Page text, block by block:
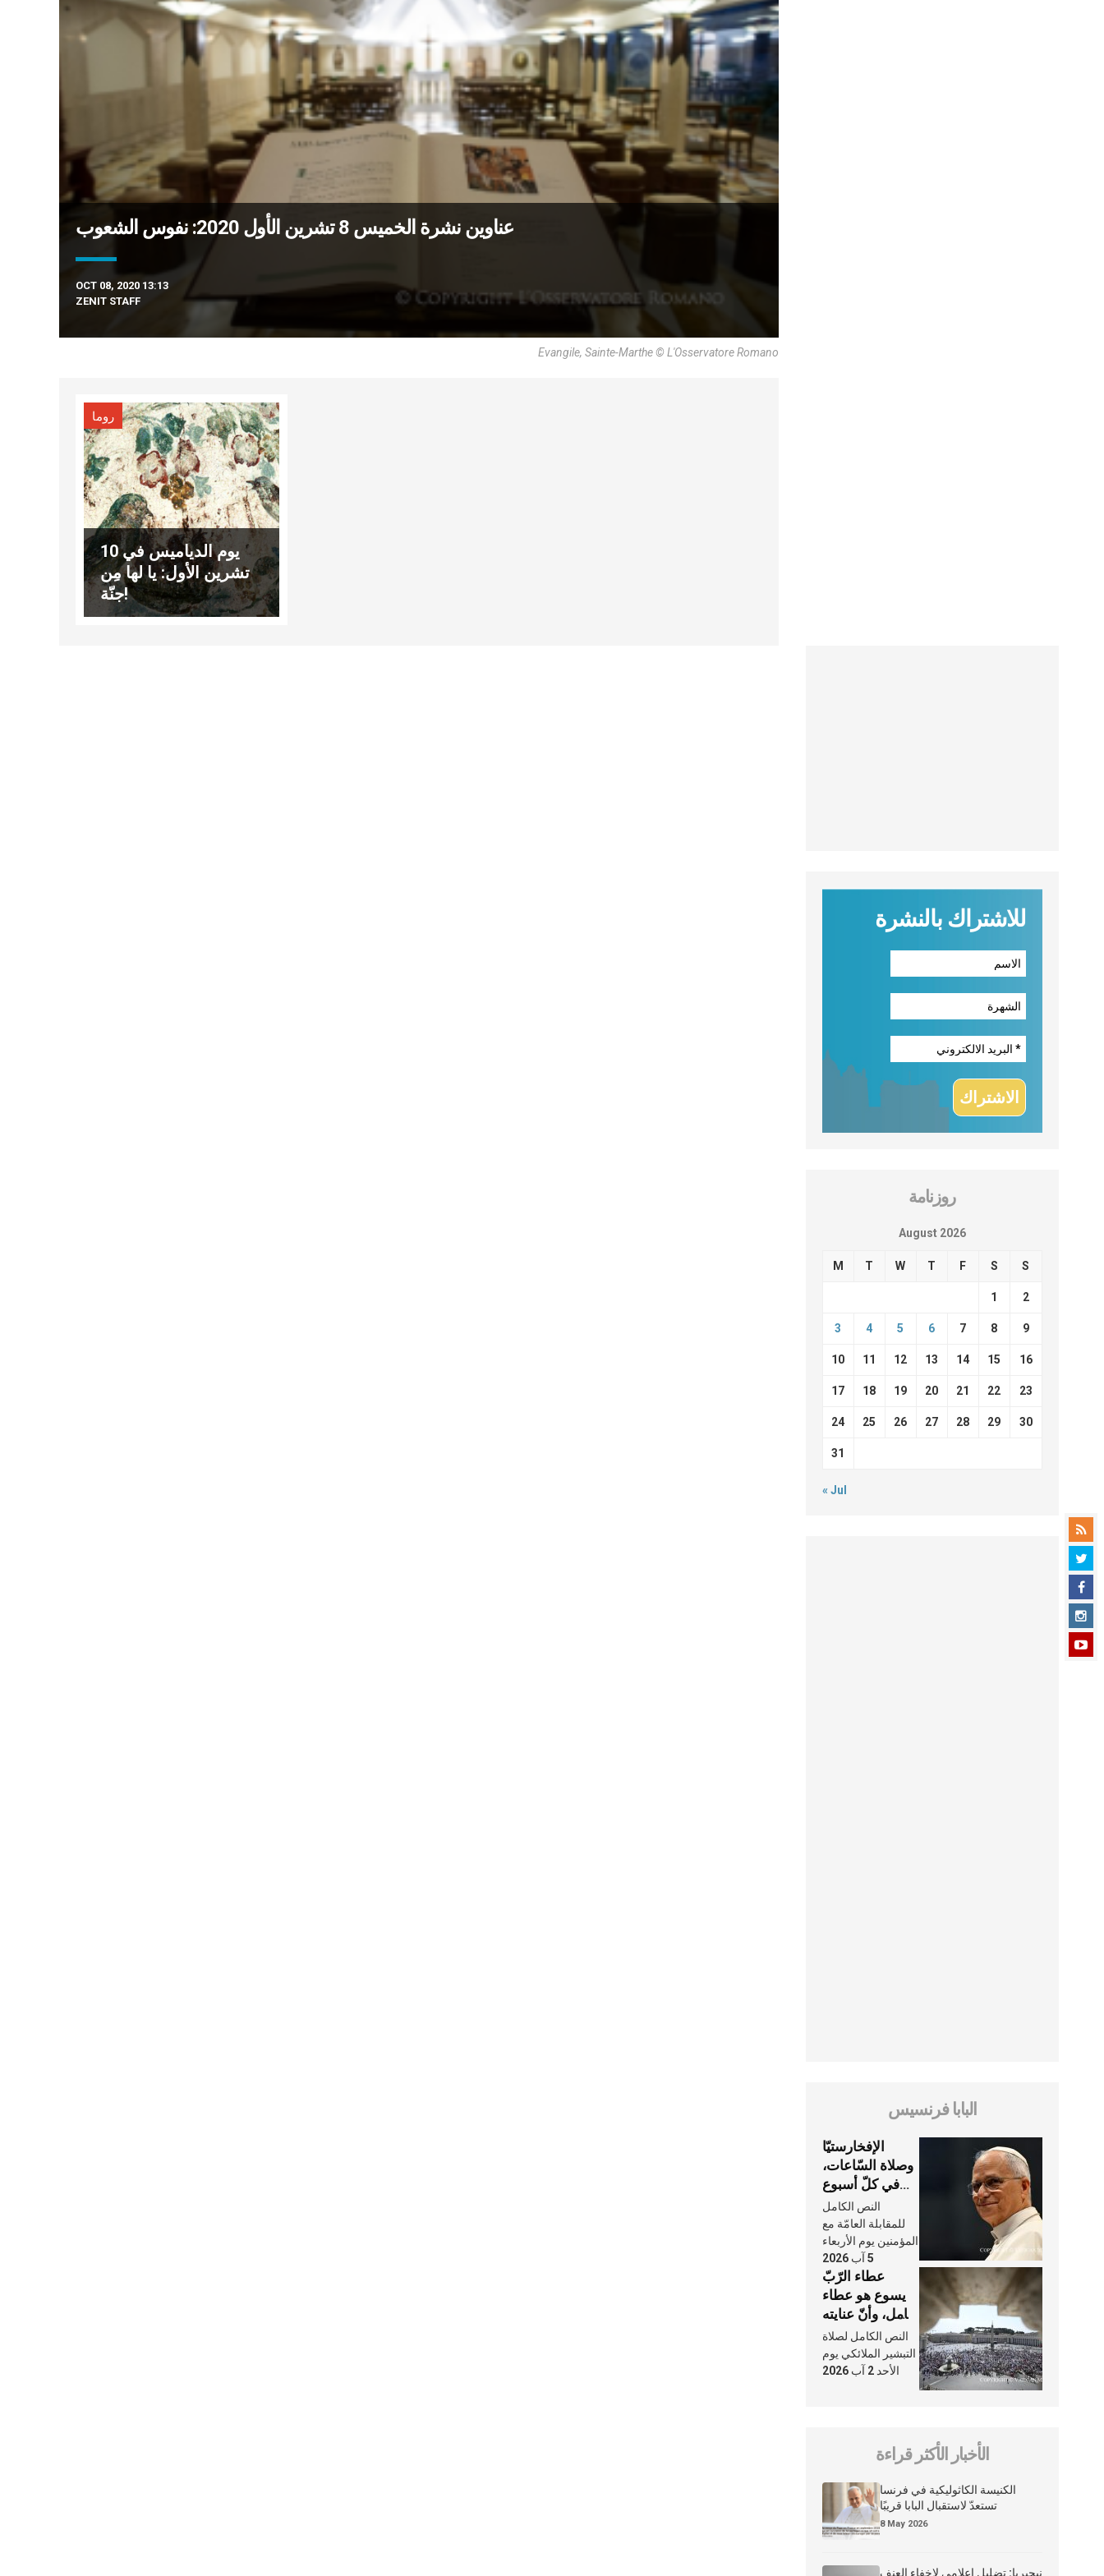
عناوين نشرة الخميس 8 تشرين الأول 2020: نفوس الشعوب
OCT 08, 2020 13:13
ZENIT STAFF
Evangile, Sainte-Marthe © L'Osservatore Romano
روما
يوم الدياميس في 10
تشرين الأول: يا لها مِن
جنّة!
للاشتراك بالنشرة
روزنامة
August 2026
M T W T F S S
1 2
3 4 5 6 7 8 9
10 11 12 13 14 15 16
17 18 19 20 21 22 23
24 25 26 27 28 29 30
31
« Jul
البابا فرنسيس
الإفخارستيّا
وصلاة السّاعات،
في كلّ أسبوع
وكلّ يوم، هما
النَّفَس في حياة
الكنيسة
النص الكامل
للمقابلة العامّة مع
المؤمنين يوم الأربعاء
5 آب 2026
عطاء الرّبّ
يسوع هو عطاء
شامل، وأنّ عنايته
بنا لا تغيب عنّا
أبدًا
النص الكامل لصلاة
التبشير الملائكي يوم
الأحد 2 آب 2026
الأخبار الأكثر قراءة
الكنيسة الكاثوليكية في فرنسا
تستعدّ لاستقبال البابا قريبًا
8 May 2026
نيجيريا: تضليل إعلامي لإخفاء العنف